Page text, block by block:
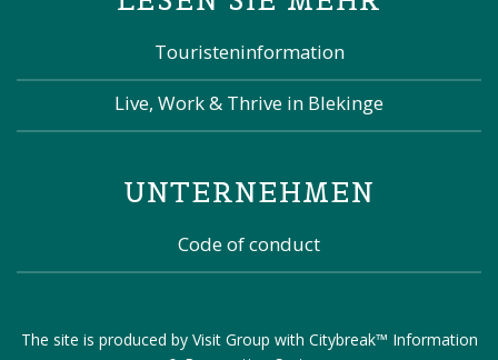
Touristeninformation
Live, Work & Thrive in Blekinge
UNTERNEHMEN
Code of conduct
The site is produced by Visit Group with Citybreak™ Information